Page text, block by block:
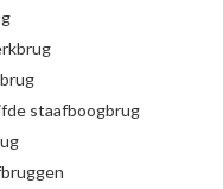
staafboogbrug